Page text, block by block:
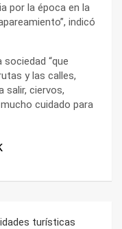
por la época en la
indicó
“que
y las calles,
salir, ciervos,
cuidado para
turísticas